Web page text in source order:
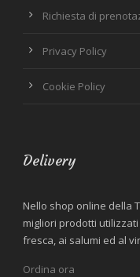
Richiesta di
Privacy Policy
Cookie Policy
Delivery
Nello shop online della
migliori prodotti
fresca, ai salumi ed al
Ordina ora